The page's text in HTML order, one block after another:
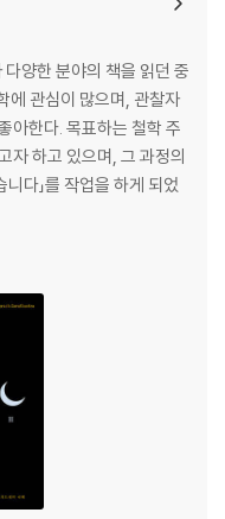
양한 분야의 책을 읽던 중
에 관심이 많으며, 관찰자
아한다. 목표하는 철학 주
자 하고 있으며, 그 과정의
다」를 작업을 하게 되었